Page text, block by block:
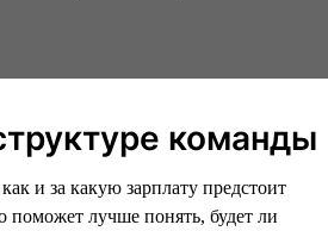
команды
и за какую зарплату предстоит
поможет лучше понять, будет ли